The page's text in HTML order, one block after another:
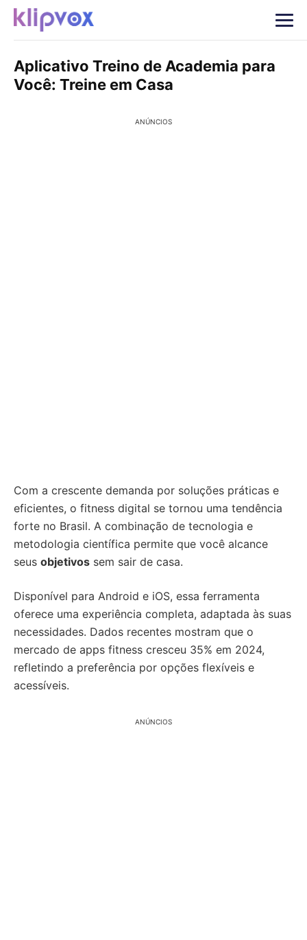
Aplicativo Treino de Academia para
Você: Treine em Casa
ANÚNCIOS
Com a crescente demanda por soluções práticas e
eficientes, o fitness digital se tornou uma tendência
forte no Brasil. A combinação de tecnologia e
metodologia científica permite que você alcance
seus objetivos sem sair de casa.
Disponível para Android e iOS, essa ferramenta
oferece uma experiência completa, adaptada às suas
necessidades. Dados recentes mostram que o
mercado de apps fitness cresceu 35% em 2024,
refletindo a preferência por opções flexíveis e
acessíveis.
ANÚNCIOS